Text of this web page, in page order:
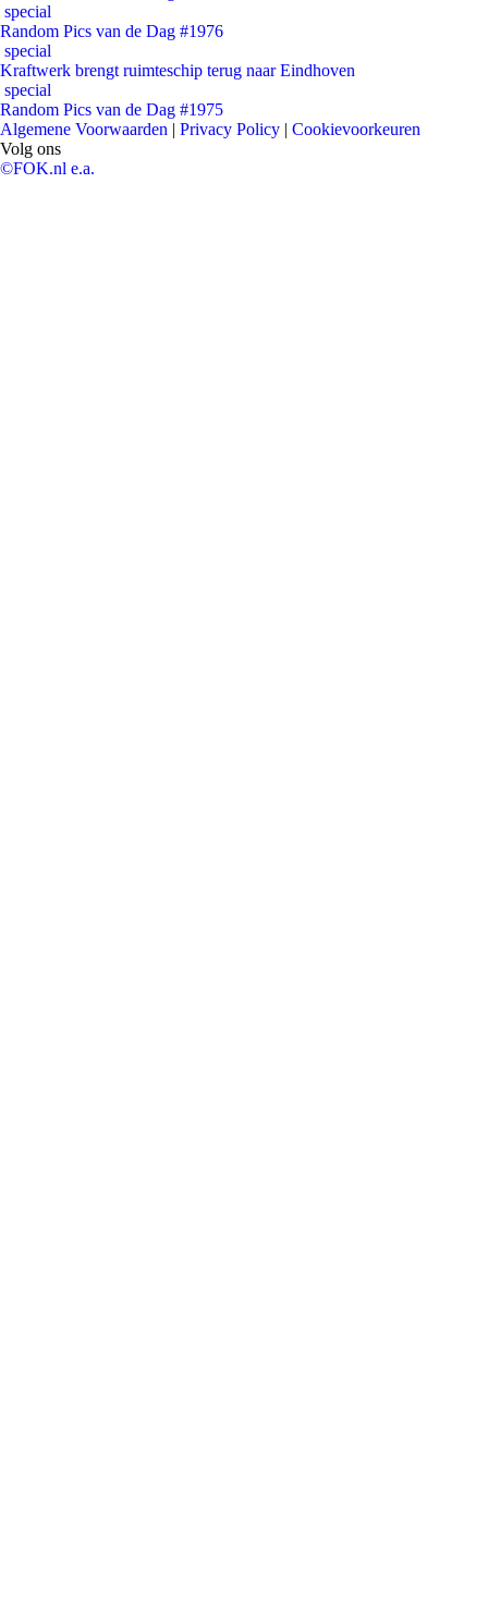
special
Random Pics van de Dag #1976
special
Kraftwerk brengt ruimteschip terug naar Eindhoven
special
Random Pics van de Dag #1975
Algemene Voorwaarden | Privacy Policy | Cookievoorkeuren
Volg ons
©FOK.nl e.a.